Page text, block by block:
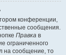
конференции,
сообщения.
Правка в
ограниченного
на сообщение, то